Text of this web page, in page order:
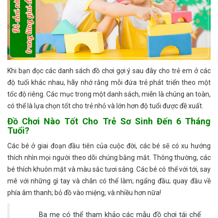
Khi bạn đọc các danh sách đồ chơi gợi ý sau đây cho trẻ em ở các
độ tuổi khác nhau, hãy nhớ rằng mỗi đứa trẻ phát triển theo một
tốc độ riêng. Các mục trong một danh sách, miễn là chúng an toàn,
có thể là lựa chọn tốt cho trẻ nhỏ và lớn hơn độ tuổi được đề xuất.
Đồ Chơi Nào Tốt Cho Trẻ Sơ Sinh Đến 6 Tháng
Tuổi?
Các bé ở giai đoạn đầu tiên của cuộc đời, các bé sẽ có xu hướng
thích nhìn mọi người theo dõi chúng bằng mắt. Thông thường, các
bé thích khuôn mặt và màu sắc tươi sáng. Các bé có thể với tới, say
mê với những gì tay và chân có thể làm; ngẩng đầu; quay đầu về
phía âm thanh; bỏ đồ vào miệng, và nhiều hơn nữa!
Ba mẹ có thể tham khảo các mẫu đồ chơi tái chế